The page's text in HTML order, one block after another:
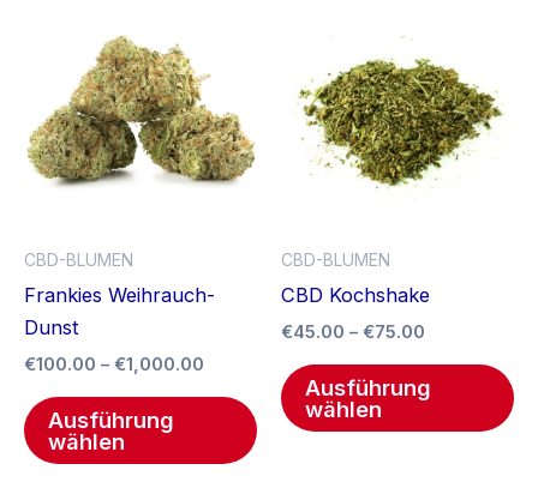
CBD-BLUMEN
Frankies Weihrauch-
Dunst
€100.00 – €1,000.00
€1,000.00
Ausführung
wählen
mehrere
Varianten
auf
der
Produktseite
gewählt
werden
CBD-BLUMEN
CBD Kochshake
€45.00 – €75.00
bis
€75.00
Ausführung
wählen